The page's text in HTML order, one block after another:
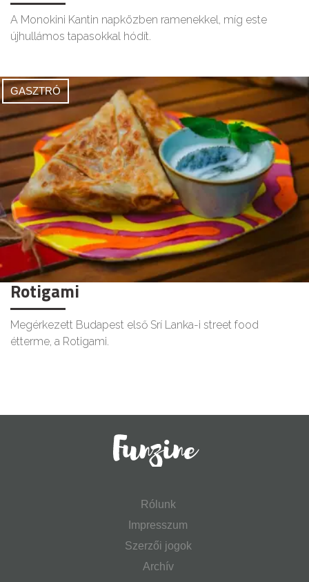
A Monokini Kantin napközben ramenekkel, míg este
újhullámos tapasokkal hódít.
GASZTRÓ
Rotigami
Megérkezett Budapest első Srí Lanka-i street food
étterme, a Rotigami.
Rólunk
Impresszum
Szerzői jogok
Archív